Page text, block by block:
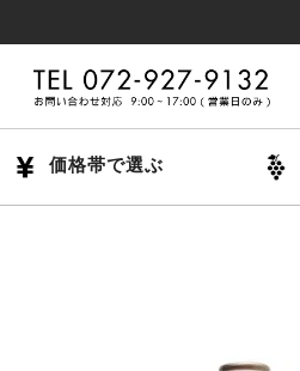
価格帯で選ぶ